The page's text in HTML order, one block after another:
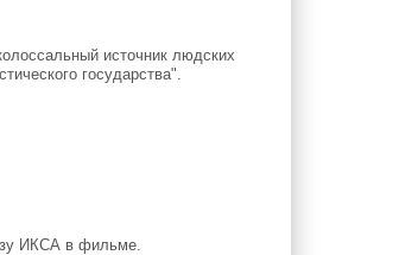
источник людских
государства".
ИКСА в фильме.